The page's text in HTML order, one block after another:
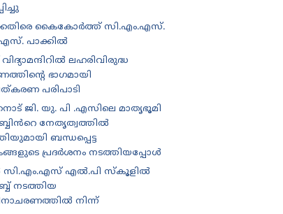
കൈകോർത്ത് സി.എം.എസ്.
പാക്കിൽ
ലഹരിവിരുദ്ധ
ഭാഗമായി
പരിപാടി
ജി. യു. പി .എസിലെ മാതൃഭൂമി
നേതൃത്വത്തിൽ
ബന്ധപ്പെട്ട
പ്രദർശനം നടത്തിയപ്പോൾ
സി.എം.എസ് എൽ.പി സ്കൂളിൽ
നടത്തിയ
നിന്ന്